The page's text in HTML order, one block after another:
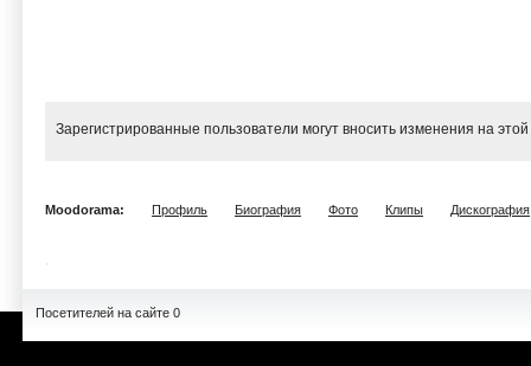
Зарегистрированные пользователи могут вносить изменения на
Moodorama: Профиль Биография Фото Клипы Дискография
Посетителей на сайте 0